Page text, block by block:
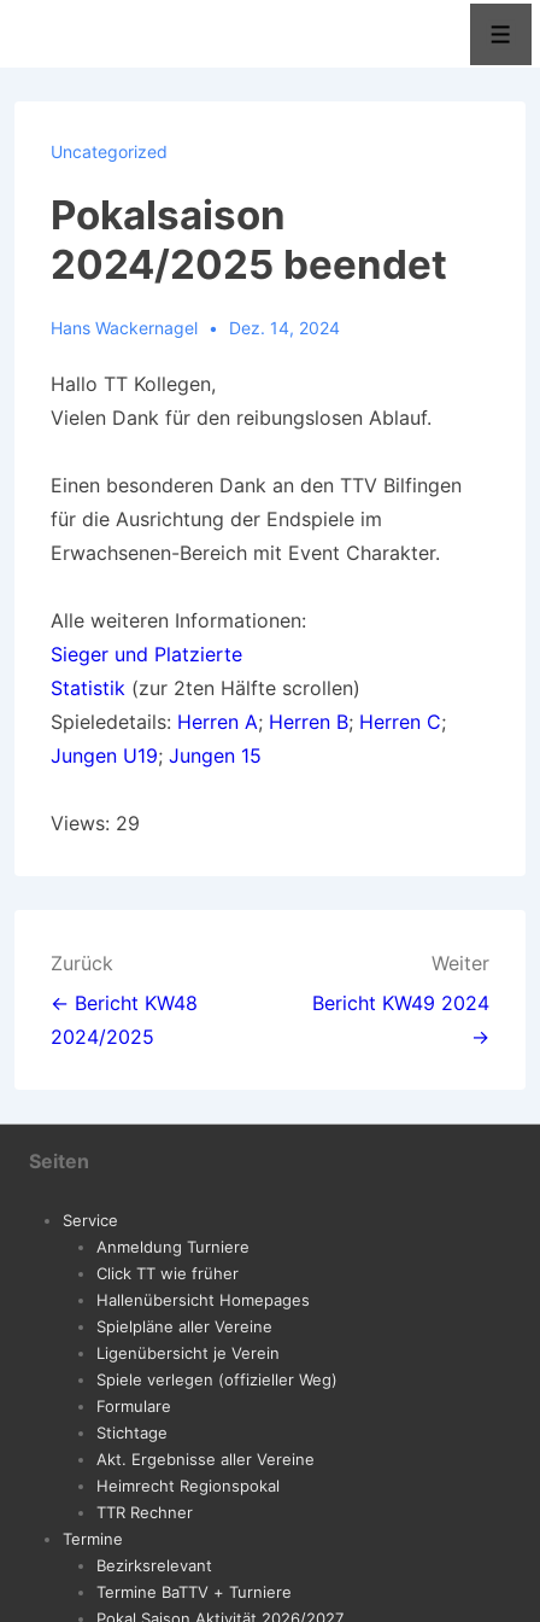
Uncategorized
Pokalsaison
2024/2025 beendet
Hans Wackernagel Dez. 14, 2024
Hallo TT Kollegen,
Vielen Dank für den reibungslosen Ablauf.
Einen besonderen Dank an den TTV Bilfingen
für die Ausrichtung der Endspiele im
Erwachsenen-Bereich mit Event Charakter.
Alle weiteren Informationen:
Sieger und Platzierte
Statistik (zur 2ten Hälfte scrollen)
Spieledetails: Herren A; Herren B; Herren C;
Jungen U19; Jungen 15
Views: 29
Beitragsnavigation
Zurück
← Bericht KW48
2024/2025
Weiter
Bericht KW49 2024
→
Seiten
Service
Anmeldung Turniere
Click TT wie früher
Hallenübersicht Homepages
Spielpläne aller Vereine
Ligenübersicht je Verein
Spiele verlegen (offizieller Weg)
Formulare
Stichtage
Akt. Ergebnisse aller Vereine
Heimrecht Regionspokal
TTR Rechner
Termine
Bezirksrelevant
Termine BaTTV + Turniere